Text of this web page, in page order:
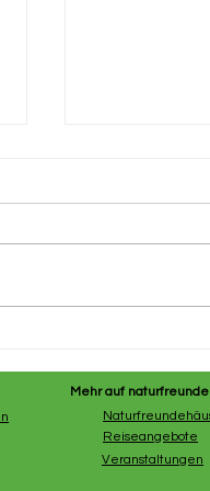
Mehr auf
Reiseangebote
Veranstaltungen